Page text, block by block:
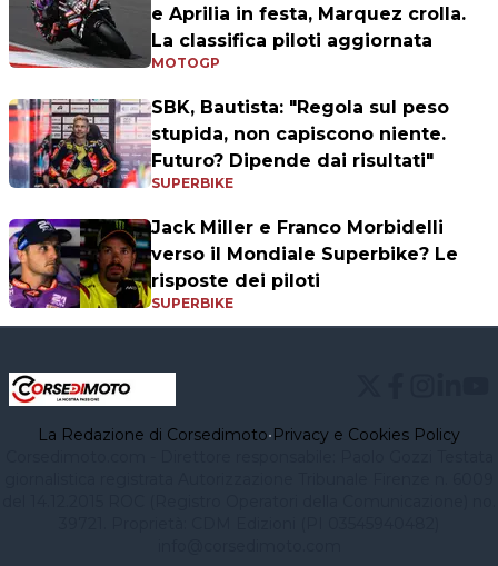
e Aprilia in festa, Marquez crolla.
La classifica piloti aggiornata
MOTOGP
SBK, Bautista: "Regola sul peso
stupida, non capiscono niente.
Futuro? Dipende dai risultati"
SUPERBIKE
Jack Miller e Franco Morbidelli
verso il Mondiale Superbike? Le
risposte dei piloti
SUPERBIKE
La Redazione di Corsedimoto•Privacy e Cookies Policy